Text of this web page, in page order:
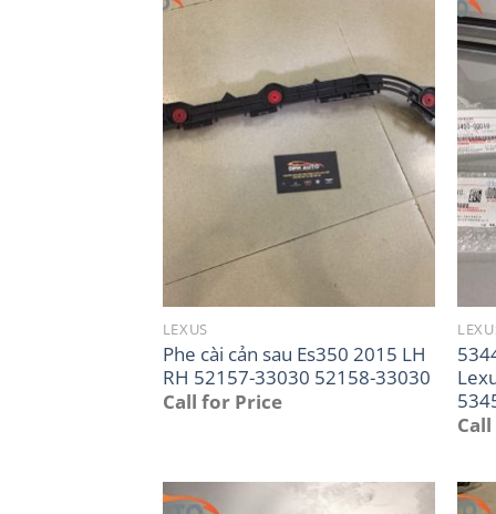
LEXUS
Phe cài cản sau Es350 2015 LH
RH 52157-33030 52158-33030
Call for Price